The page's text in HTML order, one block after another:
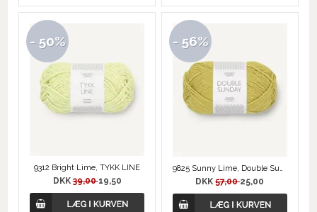
- 50%
9312 Bright Lime, TYKK LINE
DKK39,0019,50
- 56%
9825 Sunny Lime, Double Sunday
DKK57,0025,00